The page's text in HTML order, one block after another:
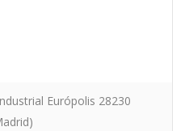
Európolis 28230